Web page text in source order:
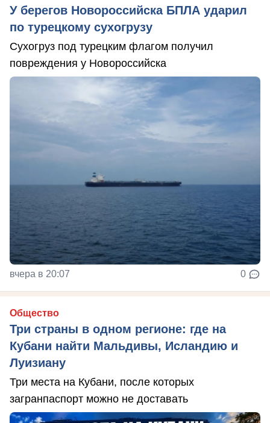
У берегов Новороссийска БПЛА ударил
по турецкому сухогрузу
Сухогруз под турецким флагом получил
повреждения у Новороссийска
вчера в 20:07 0
Общество
Три страны в одном регионе: где на
Кубани найти Мальдивы, Исландию и
Луизиану
Три места на Кубани, после которых
загранпаспорт можно не доставать